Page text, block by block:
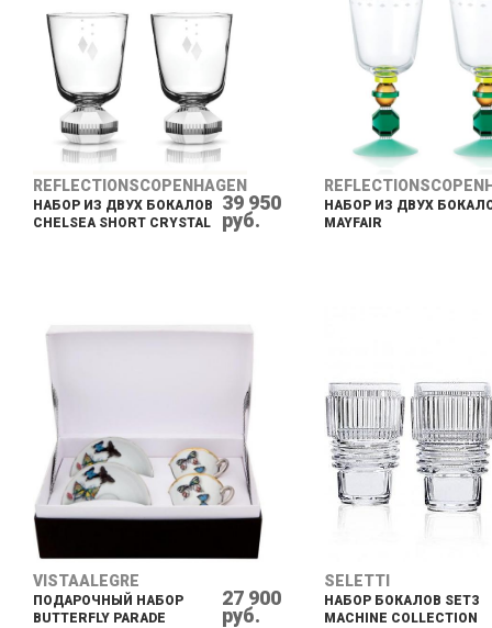
REFLECTIONSCOPENHAGEN
НАБОР ИЗ ДВУХ БОКАЛОВ
CHELSEA SHORT CRYSTAL
39 950
руб.
НАБОР ИЗ ДВУХ
MAYFAIR
VISTAALEGRE
ПОДАРОЧНЫЙ НАБОР
BUTTERFLY PARADE
27 900
руб.
SELETTI
НАБОР БОКАЛОВ SET3
MACHINE COLLECTION